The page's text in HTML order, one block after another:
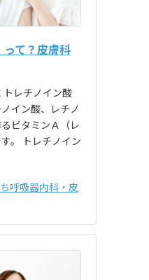
って？皮膚科
トレチノイン酸
イン酸、レチノ
ビタミンＡ（レ
。 トレチノイン
呼吸器内科・皮